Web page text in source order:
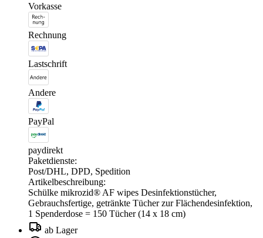
Vorkasse
Rechnung
Lastschrift
Andere
PayPal
paydirekt
Paketdienste:
Post/DHL, DPD, Spedition
Artikelbeschreibung:
Schülke mikrozid® AF wipes Desinfektionstücher,
Gebrauchsfertige, getränkte Tücher zur Flächendesinfektion,
1 Spenderdose = 150 Tücher (14 x 18 cm)
ab Lager